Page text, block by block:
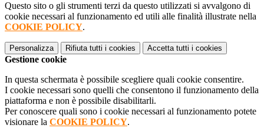
Questo sito o gli strumenti terzi da questo utilizzati si avvalgono di
cookie necessari al funzionamento ed utili alle finalità illustrate nella
COOKIE POLICY.
Personalizza Rifiuta tutti i cookies Accetta tutti i cookies
Gestione cookie
In questa schermata è possibile scegliere quali cookie consentire.
I cookie necessari sono quelli che consentono il funzionamento della
piattaforma e non è possibile disabilitarli.
Per conoscere quali sono i cookie necessari al funzionamento potete
visionare la COOKIE POLICY.